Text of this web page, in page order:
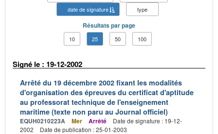
date de signature
type
Résultats par page
10 25 50 100
Signé le : 19-12-2002
Arrêté du 19 décembre 2002 fixant les modalités
d'organisation des épreuves du certificat d'aptitude
au professorat technique de l'enseignement
maritime (texte non paru au Journal officiel)
EQUH0210223A Mer Arrêté
Date de signature : 19-12-
2002
Date de publication : 25-01-2003